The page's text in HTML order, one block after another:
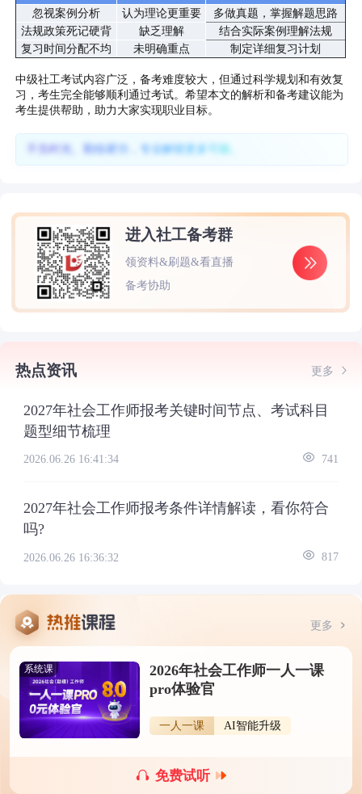
忽视案例分析 认为理论更重要
多做真题，掌握解题思路
法规政策死记硬背
缺乏理解
结合实际案例理解法规
复习时间分配不均
未明确重点 制定详细复习计划
中级社工考试内容广泛，备考难度较大，但通过科学规划和有效复
习，考生完全能够顺利通过考试。希望本文的解析和备考建议能为
考生提供帮助，助力大家实现职业目标。
不负时光、勤练硬功，专业解锁更多可能。
进入社工备考群
领资料&刷题&看直播
备考协助
热点资讯 更多
2027年社会工作师报考关键时间节点、考试科目
题型细节梳理
2026.06.26 16:41:34 741
2027年社会工作师报考条件详情解读，看你符合
吗?
2026.06.26 16:36:32 817
更多
系统课
2026年社会工作师一人一课
pro体验官
一人一课 AI智能升级
免费试听